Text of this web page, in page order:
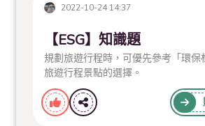
2022-10-24 14:37
【ESG】知識題
規劃旅遊行程時，可優先參考「環保
旅遊行程景點的選擇。